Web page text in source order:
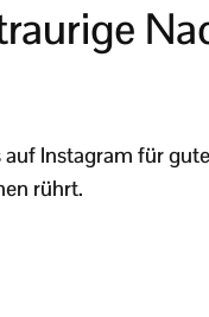
Instagram für
rührt.